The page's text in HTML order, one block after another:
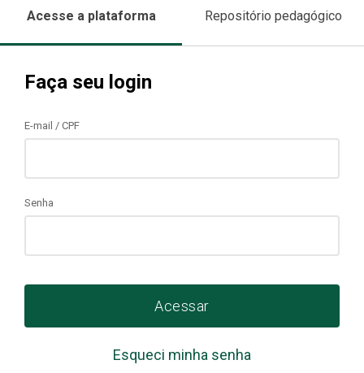
Acesse a plataforma Repositório pedagógico
Faça seu login
E-mail / CPF
Senha
Acessar
Esqueci minha senha